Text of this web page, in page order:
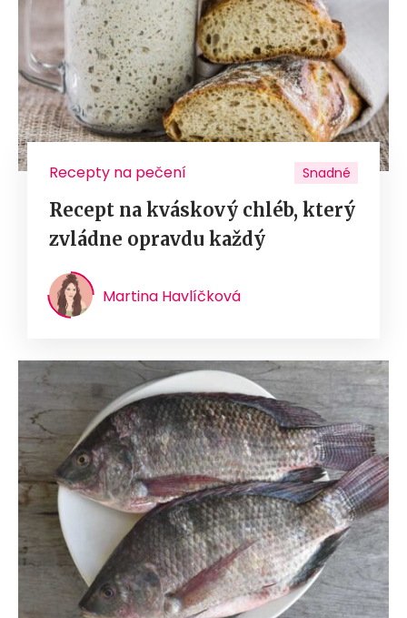
Recepty na pečení Snadné
Recept na kváskový chléb, který
zvládne opravdu každý
Martina Havlíčková